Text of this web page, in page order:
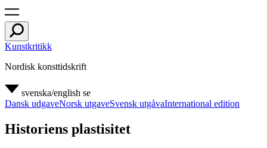
Kunstkritikk
Nordisk konsttidskrift
svenska/english se
Dansk udgaveNorsk utgaveSvensk utgåvaInternational edition
Historiens plastisitet